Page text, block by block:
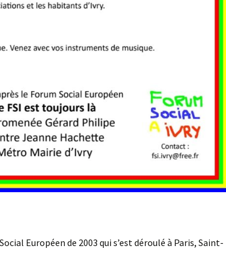
Européen de 2003 qui s’est déroulé à Paris, Saint-